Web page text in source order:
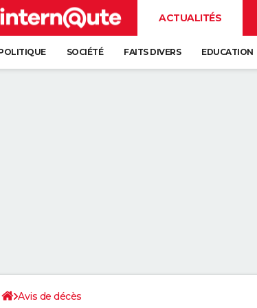
ACTUALITÉS
SOCIÉTÉ FAITS DIVERS EDUCATION
Avis de décès